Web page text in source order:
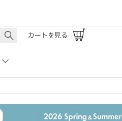
カートを見る